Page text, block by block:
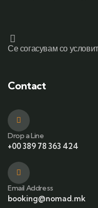
Се согасувам со
Contact
Drop a Line
+00 389 78 363 424
Email Address
booking@nomad.mk